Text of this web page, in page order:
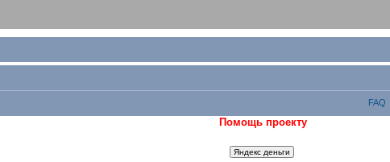
FAQ
Помощь проекту